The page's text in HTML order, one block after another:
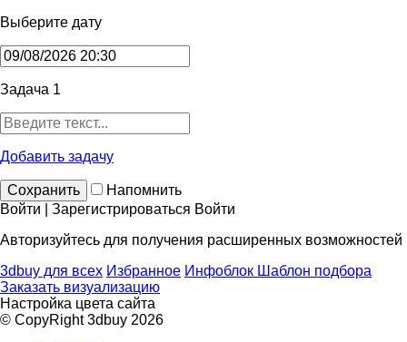
Выберите дату
Задача 1
Добавить задачу
Сохранить
Напомнить
Войти | Зарегистрироваться Войти
Авторизуйтесь для получения расширенных возможностей
3dbuy для всех Избранное Инфоблок Шаблон подбора
Заказать визуализацию
Настройка цвета сайта
© CopyRight 3dbuy 2026